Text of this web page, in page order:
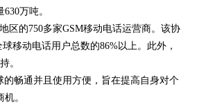
万吨。
区的750多家GSM移动电话运营商。该协
移动电话用户总数的86%以上。此外，
。
畅通并且使用方便，旨在提高自身对个
。